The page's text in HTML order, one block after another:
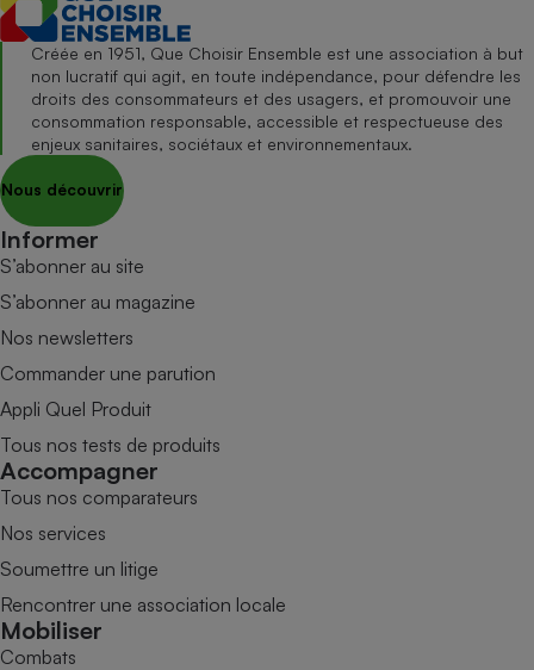
Créée en 1951, Que Choisir Ensemble est une association à but
non lucratif qui agit, en toute indépendance, pour défendre les
droits des consommateurs et des usagers, et promouvoir une
consommation responsable, accessible et respectueuse des
enjeux sanitaires, sociétaux et environnementaux.
Nous découvrir
Informer
S’abonner au site
S’abonner au magazine
Nos newsletters
Commander une parution
Appli Quel Produit
Tous nos tests de produits
Accompagner
Tous nos comparateurs
Nos services
Soumettre un litige
Rencontrer une association locale
Mobiliser
Combats